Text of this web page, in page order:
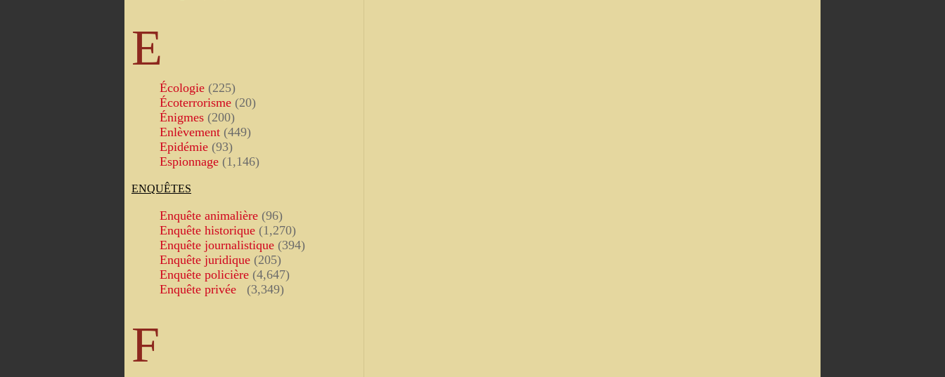
E
Écologie (225)
Écoterrorisme (20)
Énigmes (200)
Enlèvement (449)
Epidémie (93)
Espionnage (1,146)
ENQUÊTES
Enquête animalière (96)
Enquête historique (1,270)
Enquête journalistique (394)
Enquête juridique (205)
Enquête policière (4,647)
Enquête privée
(3,349)
F